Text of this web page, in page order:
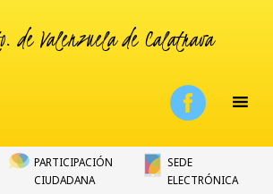
de Valenzuela de Calatrava
PARTICIPACIÓN
CIUDADANA
SEDE
ELECTRÓNICA